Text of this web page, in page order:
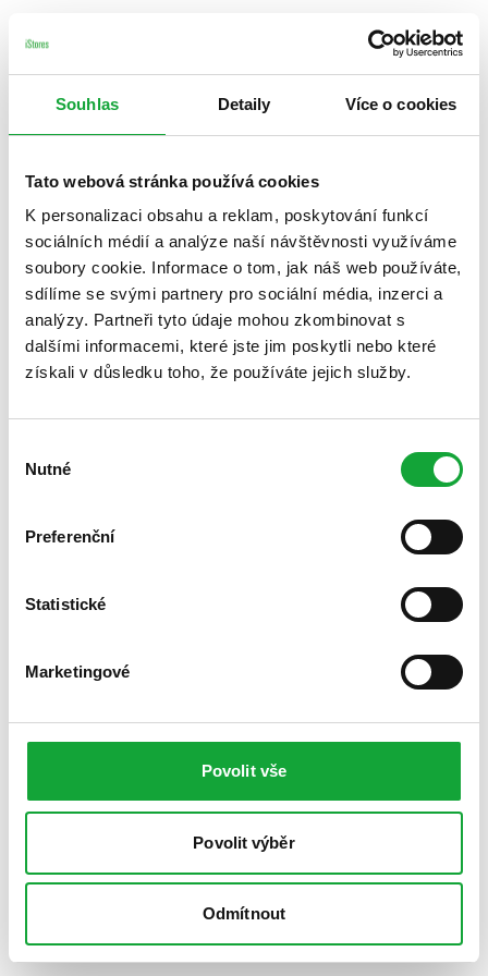
Souhlas Detaily Více o cookies
Tato webová stránka používá cookies
K personalizaci obsahu a reklam, poskytování funkcí
sociálních médií a analýze naší návštěvnosti využíváme
soubory cookie. Informace o tom, jak náš web používáte,
sdílíme se svými partnery pro sociální média, inzerci a
analýzy. Partneři tyto údaje mohou zkombinovat s
dalšími informacemi, které jste jim poskytli nebo které
získali v důsledku toho, že používáte jejich služby.
souhlasu
Nutné
Preferenční
Statistické
Marketingové
Povolit vše
Povolit výběr
Odmítnout